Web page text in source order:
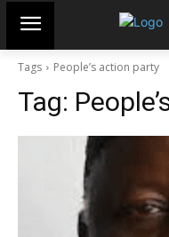
Tags People’s action party
Tag: